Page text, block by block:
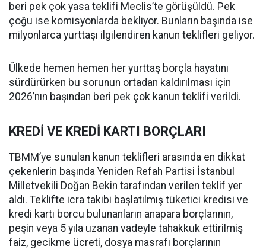
beri pek çok yasa teklifi Meclis’te görüşüldü. Pek
çoğu ise komisyonlarda bekliyor. Bunların başında ise
milyonlarca yurttaşı ilgilendiren kanun teklifleri geliyor.
Ülkede hemen hemen her yurttaş borçla hayatını
sürdürürken bu sorunun ortadan kaldırılması için
2026’nın başından beri pek çok kanun teklifi verildi.
KREDİ VE KREDİ KARTI BORÇLARI
TBMM’ye sunulan kanun teklifleri arasında en dikkat
çekenlerin başında Yeniden Refah Partisi İstanbul
Milletvekili Doğan Bekin tarafından verilen teklif yer
aldı. Teklifte icra takibi başlatılmış tüketici kredisi ve
kredi kartı borcu bulunanların anapara borçlarının,
peşin veya 5 yıla uzanan vadeyle tahakkuk ettirilmiş
faiz, gecikme ücreti, dosya masrafı borçlarının